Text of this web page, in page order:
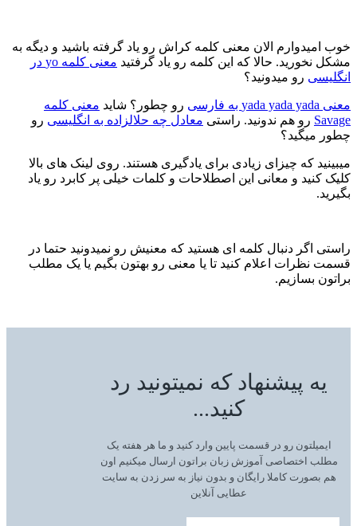
خوب امیدوارم الان معنی کلمه کراش رو یاد گرفته باشید و دیگه به
مشکل نخورید. حالا که این کلمه رو یاد گرفتید
معنی کلمه yo در
انگلیسی رو میدونید؟
معنی yada yada yada به فارسی رو چطور؟ شاید معنی کلمه
Savage رو هم ندونید. راستی معادل چه حلالزاده به انگلیسی رو
چطور میگید؟
میبینید که چیزای زیادی برای یادگیری هستند. روی لینک های بالا
کلیک کنید و معانی این اصطلاحات و کلمات خیلی پر کابرد رو یاد
بگیرید.
راستی اگر دنبال کلمه ای هستید که معنیش رو نمیدونید حتما در
قسمت نظرات اعلام کنید تا یا معنی رو بهتون بگیم یا یک مطلب
براتون بسازیم.
یه پیشنهاد که نمیتونید رد
کنید...
ایمیلتون رو در قسمت پایین وارد کنید و ما هر هفته یک
مطلب اختصاصی آموزش زبان براتون ارسال میکنیم اون
هم بصورت کاملا رایگان و بدون نیاز به سر زدن به سایت
عطایی آنلاین